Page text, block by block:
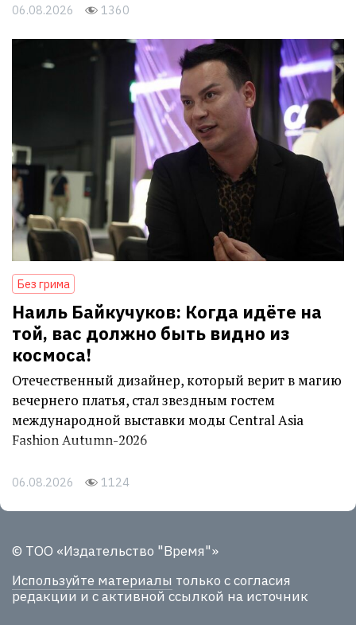
06.08.2026 1360
Без грима
Наиль Байкучуков: Когда идёте на
той, вас должно быть видно из
космоса!
Отечественный дизайнер, который верит в магию
вечернего платья, стал звездным гостем
международной выставки моды Central Asia
Fashion Autumn-2026
06.08.2026 1124
© ТОО «Издательство "Время"»
Используйте материалы только с согласия
редакции и с активной ссылкой на источник